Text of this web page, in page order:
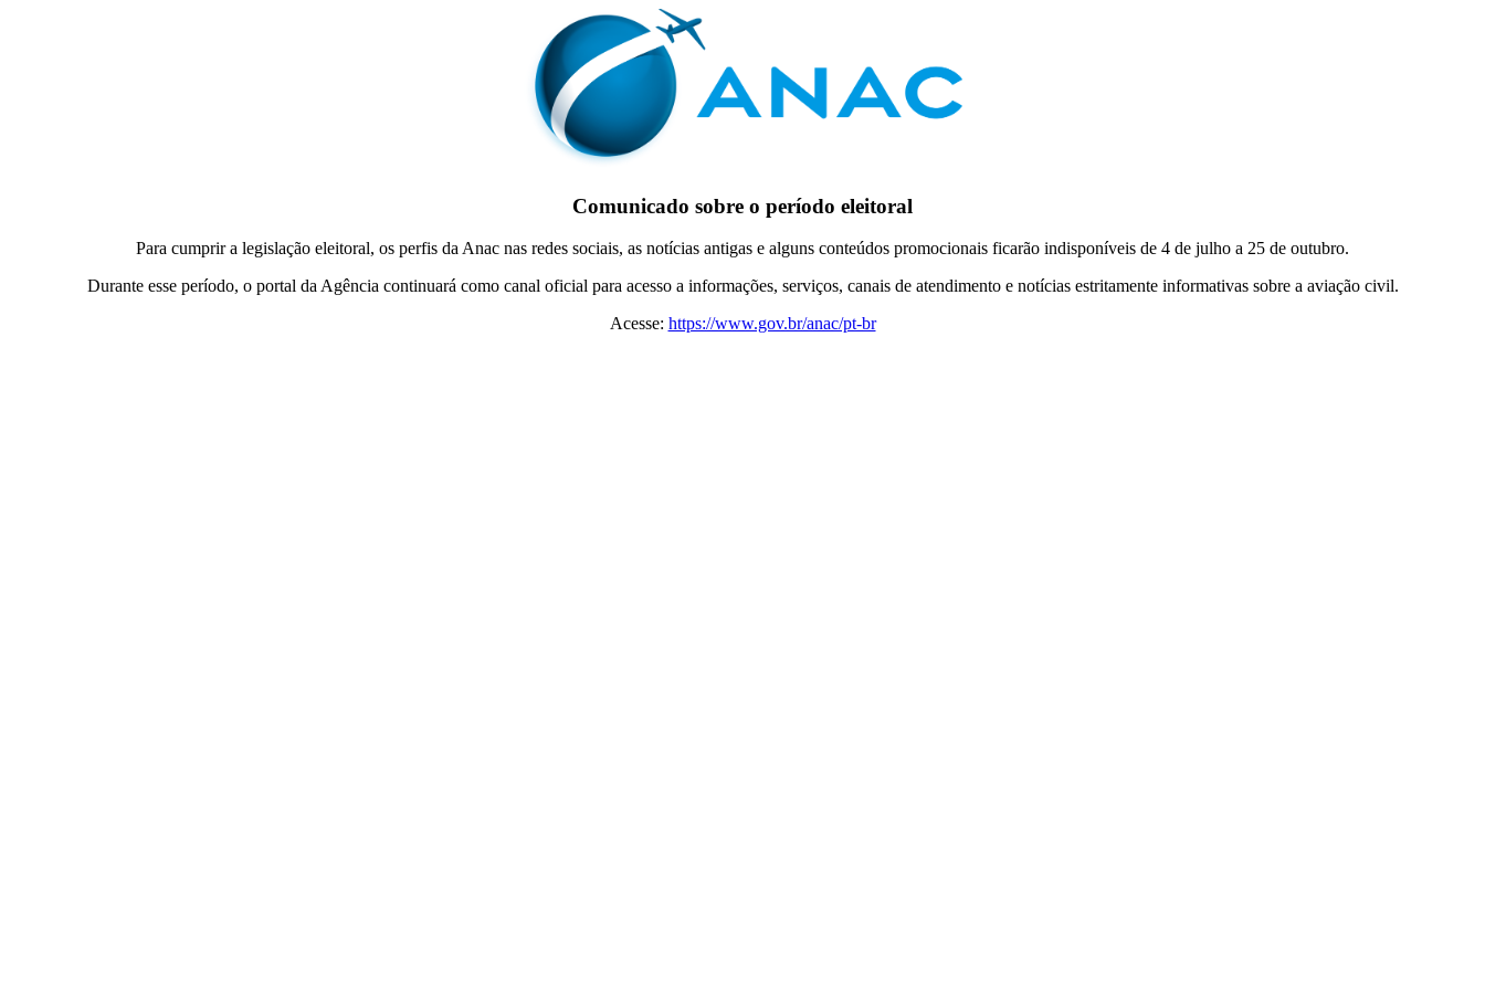
Comunicado sobre o período eleitoral
Para cumprir a legislação eleitoral, os perfis da Anac nas redes sociais, as notícias antigas e alguns conteúdos promocionais ficarão indisponíveis de 4 de julho a 25 de outubro.
Durante esse período, o portal da Agência continuará como canal oficial para acesso a informações, serviços, canais de atendimento e notícias estritamente informativas sobre a aviação civil.
Acesse: https://www.gov.br/anac/pt-br